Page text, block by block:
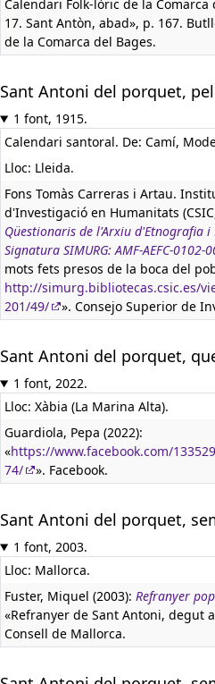
Calendari Folk-lòric de la Comarca
17. Sant Antòn, abad», p. 167.
de la Comarca del Bages.
Sant Antoni del porquet,
1 font, 1915.
Calendari santoral. De: Camí,
Lloc: Lleida.
Fons Tomàs Carreras i Artau.
d'Investigació en Humanitats
Qüestionaris de l'Arxiu d'Etnografia i
Signatura SIMURG: AMF-AEFC-0102-
mots fets presos de la boca del
http://simurg.bibliotecas.csic.es/
201/49/
». Consejo Superior de
Sant Antoni del porquet,
1 font, 2022.
Lloc: Xàbia (La Marina Alta).
Guardiola, Pepa (2022):
«https://www.facebook.com/
74/
». Facebook.
Sant Antoni del porquet,
1 font, 2003.
Lloc: Mallorca.
Fuster, Miquel (2003): Refranyer
«Refranyer de Sant Antoni, degut
Consell de Mallorca.